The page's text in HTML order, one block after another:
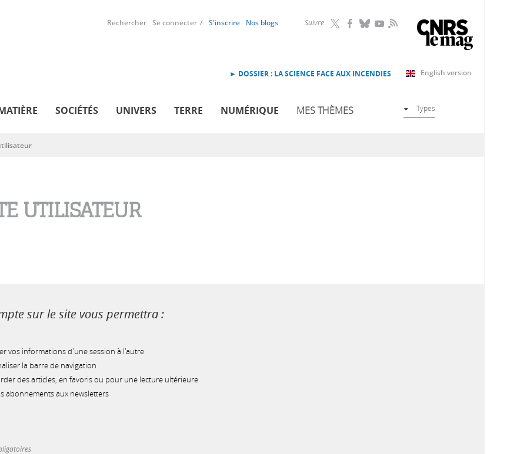
Suivre RSS
Rechercher Se connecter S'inscrire Nos blogs
English version
► DOSSIER : LA SCIENCE FACE AUX INCENDIES
SOCIÉTÉS UNIVERS TERRE NUMÉRIQUE MES THÈMES Types
UTILISATEUR
sur le site vous permettra :
vos informations d'une session à l'autre
la barre de navigation
des articles, en favoris ou pour une lecture ultérieure
abonnements aux newsletters